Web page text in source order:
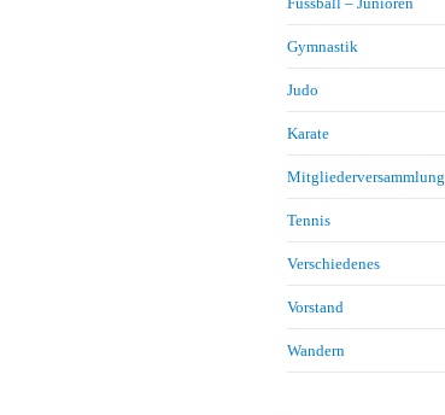
Gymnastik
Judo
Karate
Mitgliederversammlung
Tennis
Verschiedenes
Vorstand
Wandern